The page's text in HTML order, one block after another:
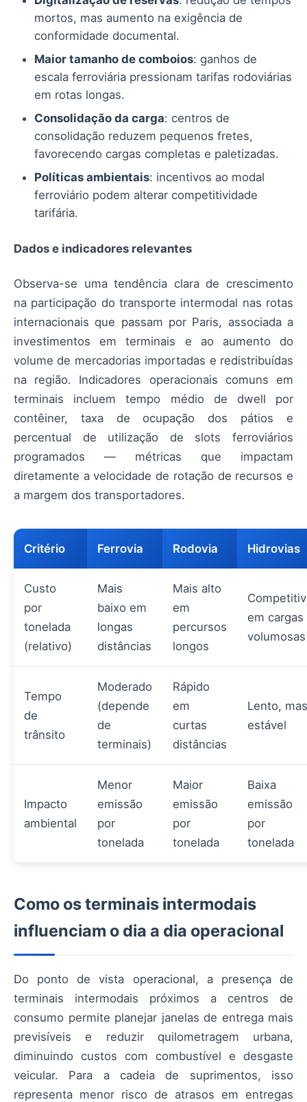
mortos, mas aumento na exigência de
conformidade documental.
Maior tamanho de comboios: ganhos de
escala ferroviária pressionam tarifas rodoviárias
em rotas longas.
Consolidação da carga: centros de
consolidação reduzem pequenos fretes,
favorecendo cargas completas e paletizadas.
Políticas ambientais: incentivos ao modal
ferroviário podem alterar competitividade
tarifária.
Dados e indicadores relevantes
Observa-se uma tendência clara de crescimento
na participação do transporte intermodal nas rotas
internacionais que passam por Paris, associada a
investimentos em terminais e ao aumento do
volume de mercadorias importadas e redistribuídas
na região. Indicadores operacionais comuns em
terminais incluem tempo médio de dwell por
contêiner, taxa de ocupação dos pátios e
percentual de utilização de slots ferroviários
programados — métricas que impactam
diretamente a velocidade de rotação de recursos e
a margem dos transportadores.
Critério Ferrovia Rodovia Hidrovias
Custo
por
tonelada
(relativo)
Mais
baixo em
longas
distâncias
Mais alto
em
percursos
longos
em cargas
volumosas
Tempo
de
trânsito
Moderado
(depende
de
terminais)
Rápido
em
curtas
distâncias
Lento, mas
estável
Impacto
ambiental
Menor
emissão
por
tonelada
Maior
emissão
por
tonelada
Baixa
emissão
por
tonelada
Como os terminais intermodais
influenciam o dia a dia operacional
Do ponto de vista operacional, a presença de
terminais intermodais próximos a centros de
consumo permite planejar janelas de entrega mais
previsíveis e reduzir quilometragem urbana,
diminuindo custos com combustível e desgaste
veicular. Para a cadeia de suprimentos, isso
representa menor risco de atrasos em entregas